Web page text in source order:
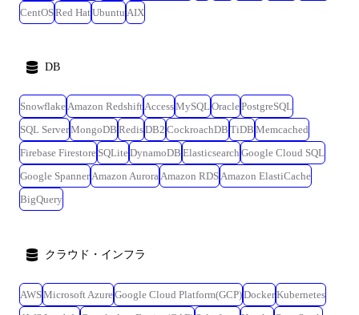
CentOSRed HatUbuntu AIX
DB
Snowflake Amazon Redshift AccessMySQL OraclePostgreSQL
SQL ServerMongoDB RedisDB2 CockroachDB TiDB Memcached
Firebase Firestore SQLiteDynamoDB Elasticsearch Google Cloud SQL
Google Spanner Amazon Aurora Amazon RDS Amazon ElastiCache
BigQuery
クラウド・インフラ
AWSMicrosoft AzureGoogle Cloud Platform(GCP)DockerKubernetes